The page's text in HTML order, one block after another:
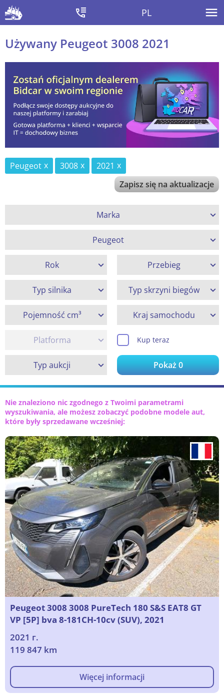
PL
Używany Peugeot 3008 2021
Peugeot 3008
2021
Zapisz się na aktualizacje
Marka
Peugeot
Rok Przebieg
Typ silnika Typ skrzyni biegów
Pojemność cm³ Kraj samochodu
Platforma Kup teraz
Typ aukcji Pokaż0
Nie znaleziono nic zgodnego z Twoimi parametrami
wyszukiwania, ale możesz zobaczyć podobne modele aut,
które były sprzedawane wcześniej:
Peugeot 3008 3008 PureTech 180 S&S EAT8 GT
VP [5P] bva 8-181CH-10cv (SUV), 2021
2021 г.
119 847 km
Więcej informacji